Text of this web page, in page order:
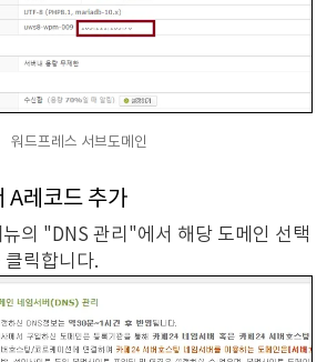
워드프레스 서브도메인
A레코드 추가
의 "DNS 관리"에서 해당 도메인 선택
클릭합니다.